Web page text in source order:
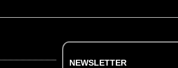
NEWSLETTER